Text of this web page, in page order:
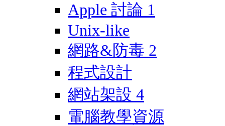
Apple 討論 1
Unix-like
網路&防毒 2
程式設計
網站架設 4
電腦教學資源